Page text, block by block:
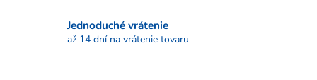
Jednoduché vrátenie
až 14 dní na vrátenie tovaru